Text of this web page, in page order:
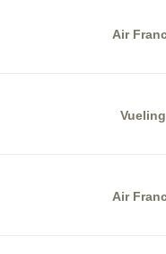
Air
Vueling
Air